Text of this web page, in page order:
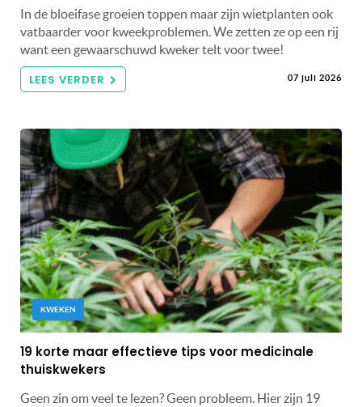
In de bloeifase groeien toppen maar zijn wietplanten ook
vatbaarder voor kweekproblemen. We zetten ze op een rij
want een gewaarschuwd kweker telt voor twee!
LEES VERDER 07 juli 2026
KWEKEN
19 korte maar effectieve tips voor medicinale
thuiskwekers
Geen zin om veel te lezen? Geen probleem. Hier zijn 19